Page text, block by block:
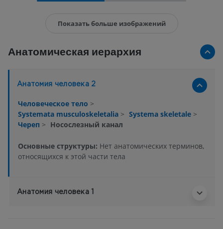
Показать больше изображений
Анатомическая иерархия
Анатомия человека 2
Человеческое тело >
Systemata musculoskeletalia > Systema skeletale >
Череп > Носослезный канал
Основные структуры: Нет анатомических терминов,
относящихся к этой части тела
Анатомия человека 1